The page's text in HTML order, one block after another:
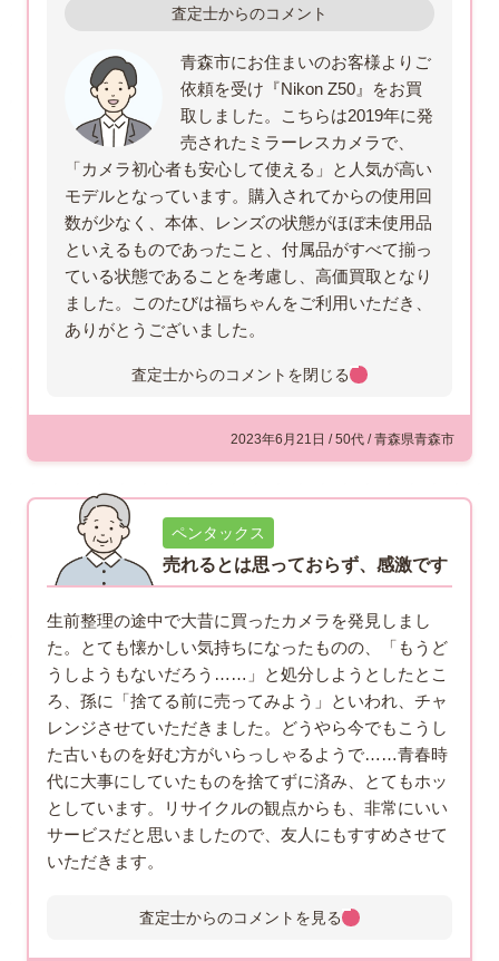
査定士からのコメント
青森市にお住まいのお客様よりご
依頼を受け『Nikon Z50』をお買
取しました。こちらは2019年に発
売されたミラーレスカメラで、
「カメラ初心者も安心して使える」と人気が高い
モデルとなっています。購入されてからの使用回
数が少なく、本体、レンズの状態がほぼ未使用品
といえるものであったこと、付属品がすべて揃っ
ている状態であることを考慮し、高価買取となり
ました。このたびは福ちゃんをご利用いただき、
ありがとうございました。
査定士からのコメントを閉じる
2023年6月21日 / 50代 / 青森県青森市
ペンタックス
売れるとは思っておらず、感激です
生前整理の途中で大昔に買ったカメラを発見しまし
た。とても懐かしい気持ちになったものの、「もうど
うしようもないだろう……」と処分しようとしたとこ
ろ、孫に「捨てる前に売ってみよう」といわれ、チャ
レンジさせていただきました。どうやら今でもこうし
た古いものを好む方がいらっしゃるようで……青春時
代に大事にしていたものを捨てずに済み、とてもホッ
としています。リサイクルの観点からも、非常にいい
サービスだと思いましたので、友人にもすすめさせて
いただきます。
査定士からのコメント
査定士からのコメントを 見る